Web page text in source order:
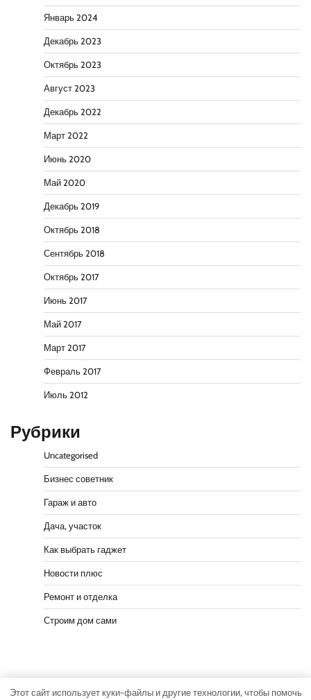
Январь 2024
Декабрь 2023
Октябрь 2023
Август 2023
Декабрь 2022
Март 2022
Июнь 2020
Май 2020
Декабрь 2019
Октябрь 2018
Сентябрь 2018
Октябрь 2017
Июнь 2017
Май 2017
Март 2017
Февраль 2017
Июль 2012
Рубрики
Uncategorised
Бизнес советник
Гараж и авто
Дача, участок
Как выбрать гаджет
Новости плюс
Ремонт и отделка
Строим дом сами
Этот сайт использует куки-файлы и другие технологии, чтобы помочь